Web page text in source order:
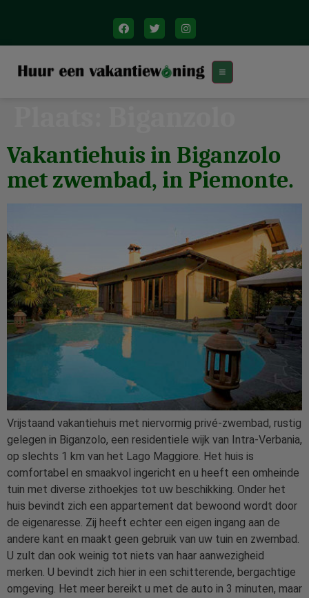
Vakantiehuis in Biganzolo
met zwembad, in Piemonte.
Vrijstaand vakantiehuis met niervormig privé-zwembad, rustig
gelegen in Biganzolo, een residentiele wijk van Intra-Verbania,
op slechts 1 km van het Lago Maggiore. Het huis is
comfortabel en smaakvol ingericht en u heeft een omheinde
tuin met diverse zithoekjes tot uw beschikking. Onder het
huis bevindt zich een appartement dat bewoond wordt door
de eigenaresse. Zij heeft echter een eigen ingang aan de
andere kant en maakt geen gebruik van uw tuin en zwembad.
U zult dan ook weinig tot niets van haar aanwezigheid
merken. U bevindt zich hier in een schitterende, bergachtige
omgeving. Het meer bereikt u met de auto in 3 minuten, maar